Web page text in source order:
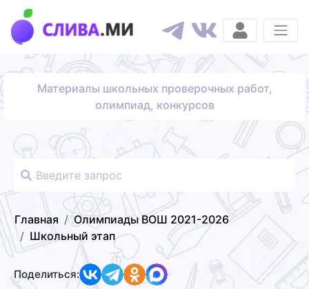
Материалы школьных проверочных работ,
олимпиад, конкурсов
Главная
Олимпиады ВОШ 2021-2026
Школьный этап
Поделиться: